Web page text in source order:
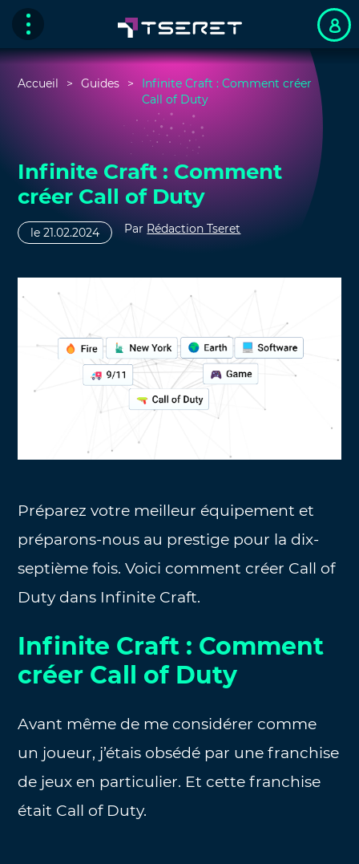
Accueil Guides
Infinite Craft : Comment créer
Call of Duty
Infinite Craft : Comment
créer Call of Duty
le 21.02.2024 Par Rédaction Tseret
Préparez votre meilleur équipement et
préparons-nous au prestige pour la dix-
septième fois. Voici comment créer Call of
Duty dans Infinite Craft.
Infinite Craft : Comment
créer Call of Duty
Avant même de me considérer comme
un joueur, j’étais obsédé par une franchise
de jeux en particulier. Et cette franchise
était Call of Duty.